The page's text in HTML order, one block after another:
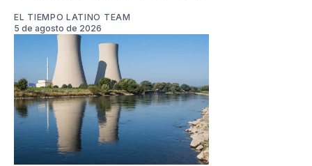
EL TIEMPO LATINO TEAM
5 de agosto de 2026